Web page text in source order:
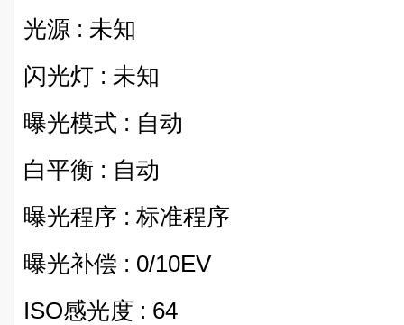
光源 : 未知
闪光灯 : 未知
曝光模式 : 自动
白平衡 : 自动
曝光程序 : 标准程序
曝光补偿 : 0/10EV
ISO感光度 : 64